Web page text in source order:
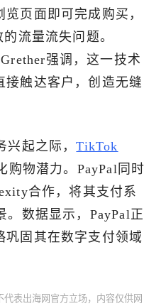
页面即可完成购买，
流量流失问题。
强调，这一技术
接触达客户，创造无缝
兴起之际，TikTok
购物潜力。PayPal同时
合作，将其支付系
数据显示，PayPal正
巩固其在数字支付领域
代表出海网官方立场，内容仅供网